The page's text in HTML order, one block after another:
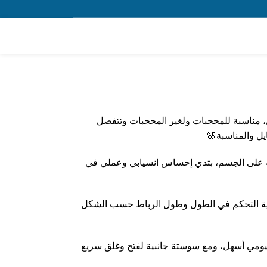
للمحجبات ولغير المحجبات وتتفصل
والمناسبة🌸
على الجسم، بتدي إحساس انسيابي وعملي في
التحكم في الطول وطول الرباط حسب الشكل
أسهل، ومع سوستة جانبية لفتح وغلق سريع